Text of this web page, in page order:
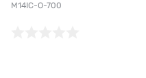
M14IC-O-700